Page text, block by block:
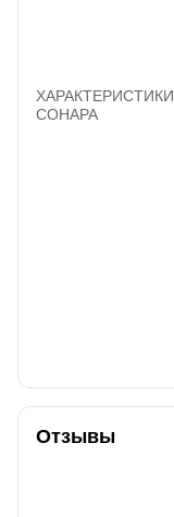
ХАРАКТЕРИСТИКИ
СОНАРА
Отзывы